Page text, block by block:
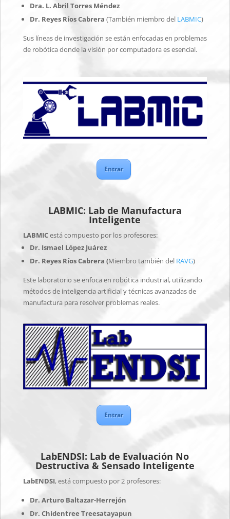
Dra. L. Abril Torres Méndez
Dr. Reyes Ríos Cabrera (También miembro del LABMIC)
Sus líneas de investigación se están enfocadas en problemas
de robótica donde la visión por computadora es esencial.
Entrar
LABMIC: Lab de Manufactura
Inteligente
LABMICestá compuesto por los profesores:
Dr. Ismael López Juárez
Dr. Reyes Ríos Cabrera (Miembro también del RAVG)
Este laboratorio se enfoca en robótica industrial, utilizando
métodos de inteligencia artificial y técnicas avanzadas de
manufactura para resolver problemas reales.
Entrar
LabENDSI: Lab de Evaluación No
Destructiva & Sensado Inteligente
LabENDSI, está compuesto por 2 profesores:
Dr. Arturo Baltazar-Herrejón
Dr. Chidentree Treesatayapun